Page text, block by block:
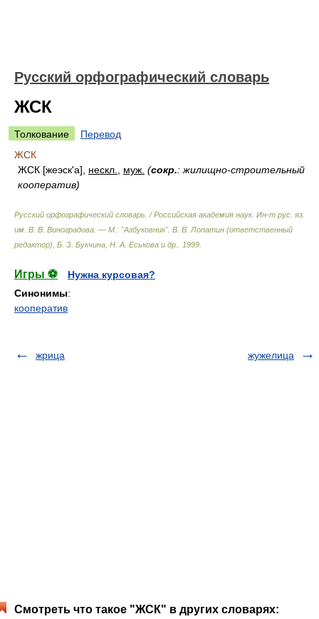
Русский орфографический словарь
ЖСК
Толкование
Перевод
ЖСК
ЖСК [жеэск'а], нескл. муж. (сокр.: жилищно-строительный
кооператив)
Русский орфографический словарь. / Российская академия наук. Ин-т рус. яз.
им. В. В. Виноградова. — М.: "Азбуковник". В. В. Лопатин (ответственный
редактор), Б. З. Букчина, Н. А. Еськова и др.
1999
Игры ⚽
Нужна курсовая?
Синонимы:
кооператив
жрица жужелица
Смотреть что такое "ЖСК" в других словарях: